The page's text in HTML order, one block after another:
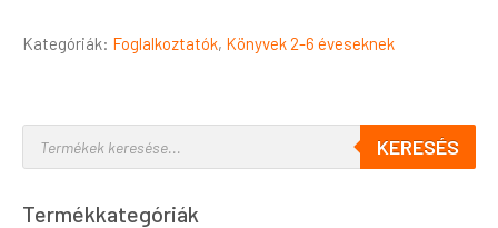
Kategóriák: Foglalkoztatók, Könyvek 2-6 éveseknek
KERESÉS
Termékkategóriák